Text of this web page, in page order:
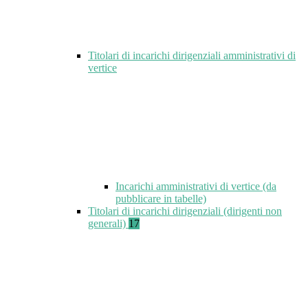
Titolari di incarichi dirigenziali amministrativi di
vertice
Incarichi amministrativi di vertice (da
pubblicare in tabelle)
Titolari di incarichi dirigenziali (dirigenti non
generali) 17